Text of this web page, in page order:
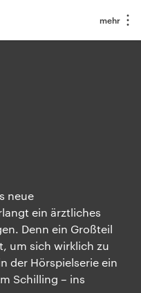
neue
ein ärztliches
Denn ein Großteil
um sich wirklich zu
der Hörspielserie ein
Schilling – ins